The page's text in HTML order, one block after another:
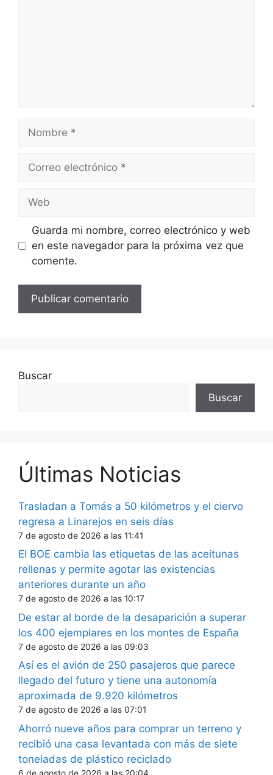
Nombre
Correo
Web
Guarda mi nombre, correo electrónico y web
en este navegador para la próxima vez que
comente.
Buscar
Buscar
Últimas Noticias
Trasladan a Tomás a 50 kilómetros y el ciervo
regresa a Linarejos en seis días
7 de agosto de 2026 a las 11:41
El BOE cambia las etiquetas de las aceitunas
rellenas y permite agotar las existencias
anteriores durante un año
7 de agosto de 2026 a las 10:17
De estar al borde de la desaparición a superar
los 400 ejemplares en los montes de España
7 de agosto de 2026 a las 09:03
Así es el avión de 250 pasajeros que parece
llegado del futuro y tiene una autonomía
aproximada de 9.920 kilómetros
7 de agosto de 2026 a las 07:01
Ahorró nueve años para comprar un terreno y
recibió una casa levantada con más de siete
toneladas de plástico reciclado
6 de agosto de 2026 a las 20:04